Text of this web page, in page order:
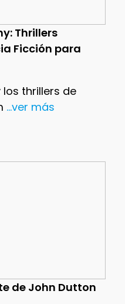
Thrillers
Ficción para
los thrillers de
...ver más
de John Dutton